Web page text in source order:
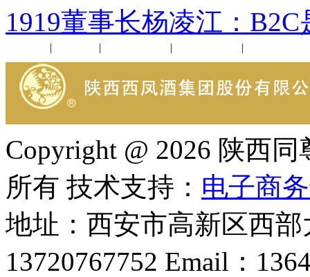
1919董事长杨凌江：
| | | |
Copyright @ 2026 陕西
所有 技术支持： 电子商
地址：西安市高新区西
13720767752 Email：